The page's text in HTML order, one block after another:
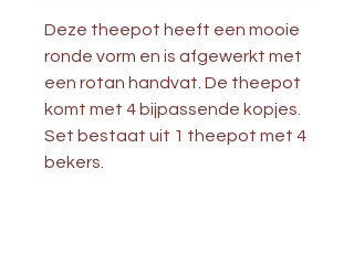
Deze theepot heeft een mooie
ronde vorm en is afgewerkt met
een rotan handvat. De theepot
komt met 4 bijpassende kopjes.
Set bestaat uit 1 theepot met 4
bekers.